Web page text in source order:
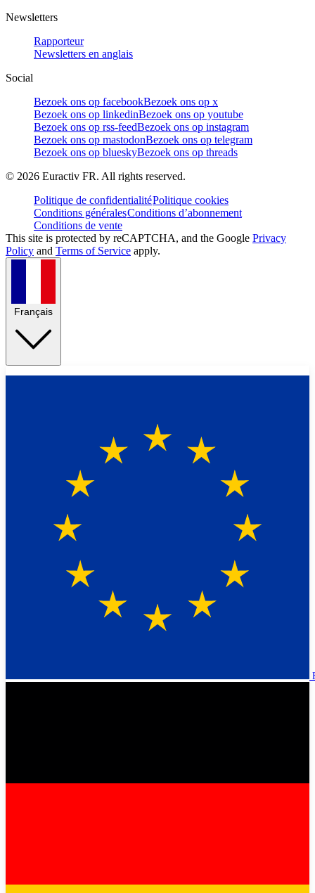
Newsletters
Rapporteur
Newsletters en anglais
Social
Bezoek ons op facebookBezoek ons op x
Bezoek ons op linkedinBezoek ons op youtube
Bezoek ons op rss-feedBezoek ons op instagram
Bezoek ons op mastodonBezoek ons op telegram
Bezoek ons op blueskyBezoek ons op threads
© 2026 Euractiv FR. All rights reserved.
Politique de confidentialitéPolitique cookies
Conditions généralesConditions d’abonnement
Conditions de vente
This site is protected by reCAPTCHA, and the Google Privacy
Policy and Terms of Service apply.
Français